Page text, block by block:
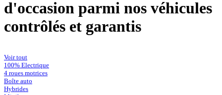
d'occasion parmi nos véhicules
contrôlés et garantis
Voir tout
100% Electrique
4 roues motrices
Boîte auto
Hybrides